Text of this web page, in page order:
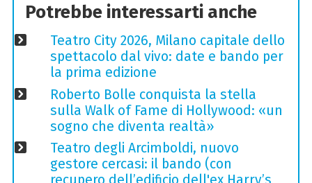
Potrebbe interessarti anche
Teatro City 2026, Milano capitale dello
spettacolo dal vivo: date e bando per
la prima edizione
Roberto Bolle conquista la stella
sulla Walk of Fame di Hollywood: «un
sogno che diventa realtà»
Teatro degli Arcimboldi, nuovo
gestore cercasi: il bando (con
recupero dell’edificio dell'ex Harry’s